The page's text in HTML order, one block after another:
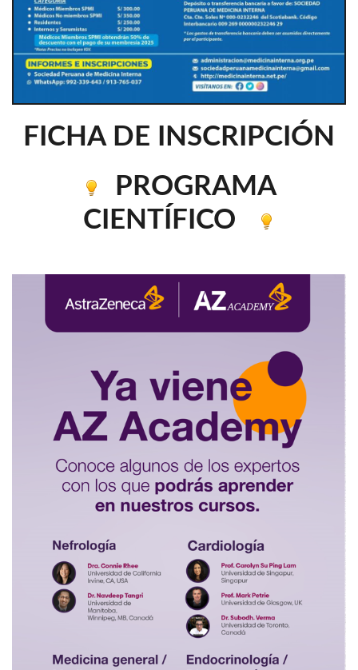
FICHA DE INSCRIPCIÓN
PROGRAMA
CIENTÍFICO